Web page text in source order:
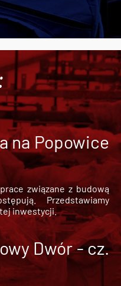
na Popowice
związane z budową
Przedstawiamy
inwestycji.
Dwór - cz.